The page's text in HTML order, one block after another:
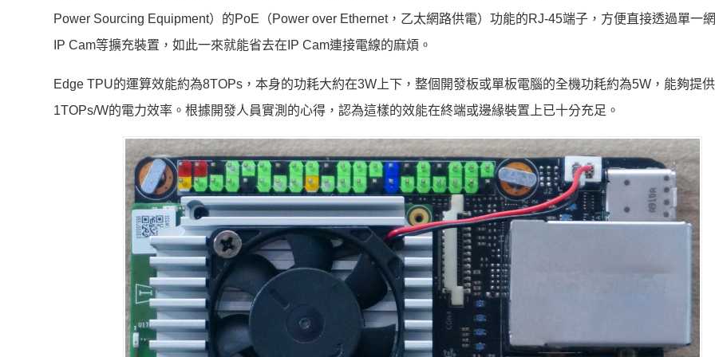
Power Sourcing Equipment）的PoE（Power over Ethernet，乙太網路供電）功能的RJ-45端子，方便直接透過單一
IP Cam等擴充裝置，如此一來就能省去在IP Cam連接電線的麻煩。
Edge TPU的運算效能約為8TOPs，本身的功耗大約在3W上下，整個開發板或單板電腦的全機功耗約為5W，能夠提
1TOPs/W的電力效率。根據開發人員實測的心得，認為這樣的效能在終端或邊緣裝置上已十分充足。